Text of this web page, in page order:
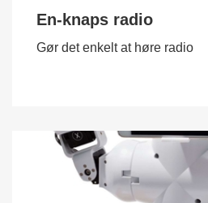
En-knaps radio
Gør det enkelt at høre radio